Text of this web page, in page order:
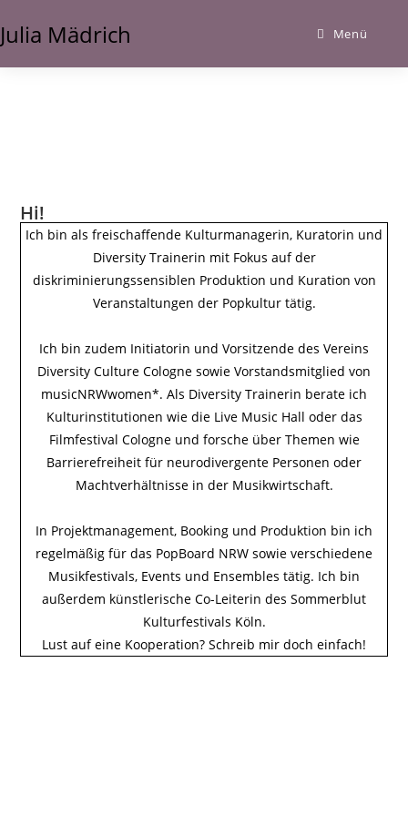
Julia Mädrich Menü
Hi!
Ich bin als freischaffende Kulturmanagerin, Kuratorin und
Diversity Trainerin mit Fokus auf der
diskriminierungssensiblen Produktion und Kuration von
Veranstaltungen der Popkultur tätig.
Ich bin zudem Initiatorin und Vorsitzende des Vereins
Diversity Culture Cologne sowie Vorstandsmitglied von
musicNRWwomen*. Als Diversity Trainerin berate ich
Kulturinstitutionen wie die Live Music Hall oder das
Filmfestival Cologne und forsche über Themen wie
Barrierefreiheit für neurodivergente Personen oder
Machtverhältnisse in der Musikwirtschaft.
In Projektmanagement, Booking und Produktion bin ich
regelmäßig für das PopBoard NRW sowie verschiedene
Musikfestivals, Events und Ensembles tätig. Ich bin
außerdem künstlerische Co-Leiterin des Sommerblut
Kulturfestivals Köln.
Lust auf eine Kooperation? Schreib mir doch einfach!